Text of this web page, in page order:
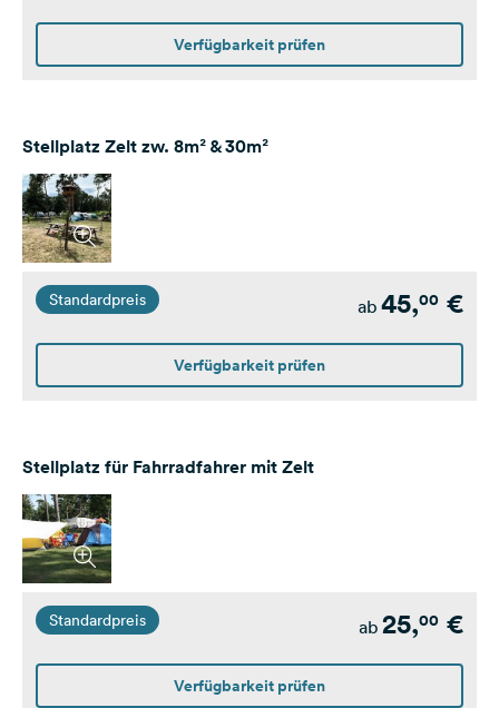
Verfügbarkeit prüfen
Stellplatz Zelt zw. 8m² & 30m²
Standardpreis ab 45,00 €
Verfügbarkeit prüfen
Stellplatz für Fahrradfahrer mit Zelt
Standardpreis ab 25,00 €
Verfügbarkeit prüfen